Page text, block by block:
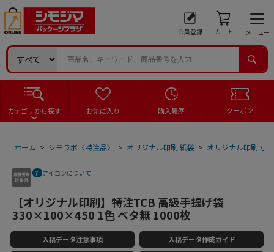
会員登録 カート メニュー
カテゴリから探す お気に入り 購入履歴 クーポン
ホーム > シモラボ〈特注品〉 > オリジナル印刷 紙袋 > オリジナル印刷 小
アイコンについて
【オリジナル印刷】特注TCB 高級手提げ袋
330×100×450 1色 ベタ無 1000枚
入稿データ注意事項
入稿データ作成ガイド